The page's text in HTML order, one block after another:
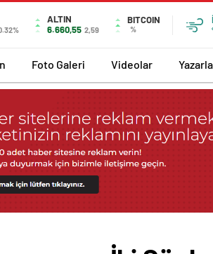
ALTIN
6.660,55 2,59
BITCOIN
%
Foto Galeri Videolar